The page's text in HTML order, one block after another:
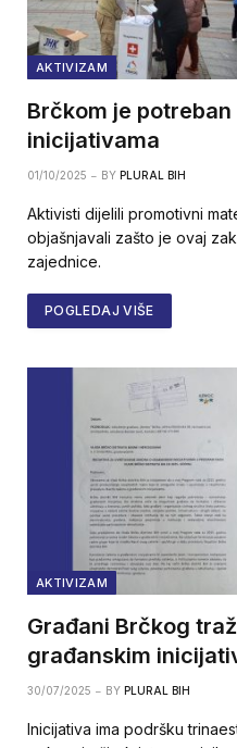
AKTIVIZAM
Brčkom je
inicijativama
01/10/2025 BY PLURAL BIH
Aktivisti dijelili promotivni
objašnjavali zašto je ovaj
zajednice.
POGLEDAJ VIŠE
AKTIVIZAM
Građani Brčkog
građanskim
30/07/2025 BY PLURAL BIH
Inicijativa ima podršku